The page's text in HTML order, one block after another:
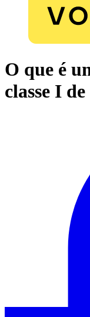
O que é
classe I